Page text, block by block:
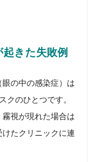
きた失敗例
の中の感染症）は
クのひとつです。
視が現れた場合は
たクリニックに連